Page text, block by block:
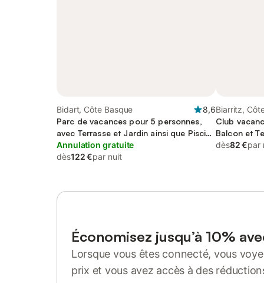
Bidart, Côte Basque
8,6
Parc de vacances pour 5 personnes,
avec Terrasse et Jardin ainsi que Piscine
et Sauna
Annulation gratuite
dès122 €par nuit
Biarritz,
Club
Balcon et
enfant et
dès82 €par
Économisez jusqu’à 10%
Lorsque vous êtes connecté, vous
prix et vous avez accès à des